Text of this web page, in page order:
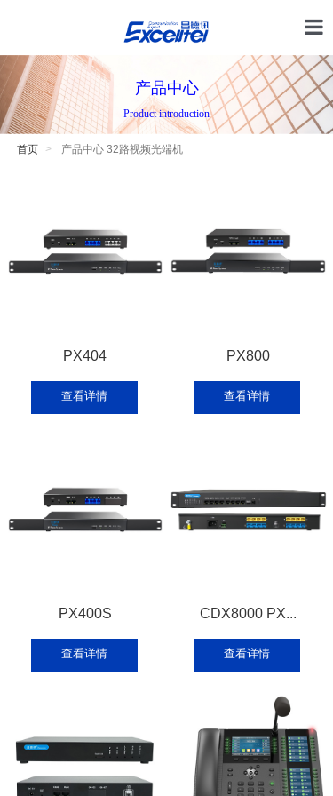
产品中心
Product introduction
首页 产品中心 32路视频光端机
PX404
查看详情
PX800
查看详情
PX400S
查看详情
CDX8000 PX...
查看详情